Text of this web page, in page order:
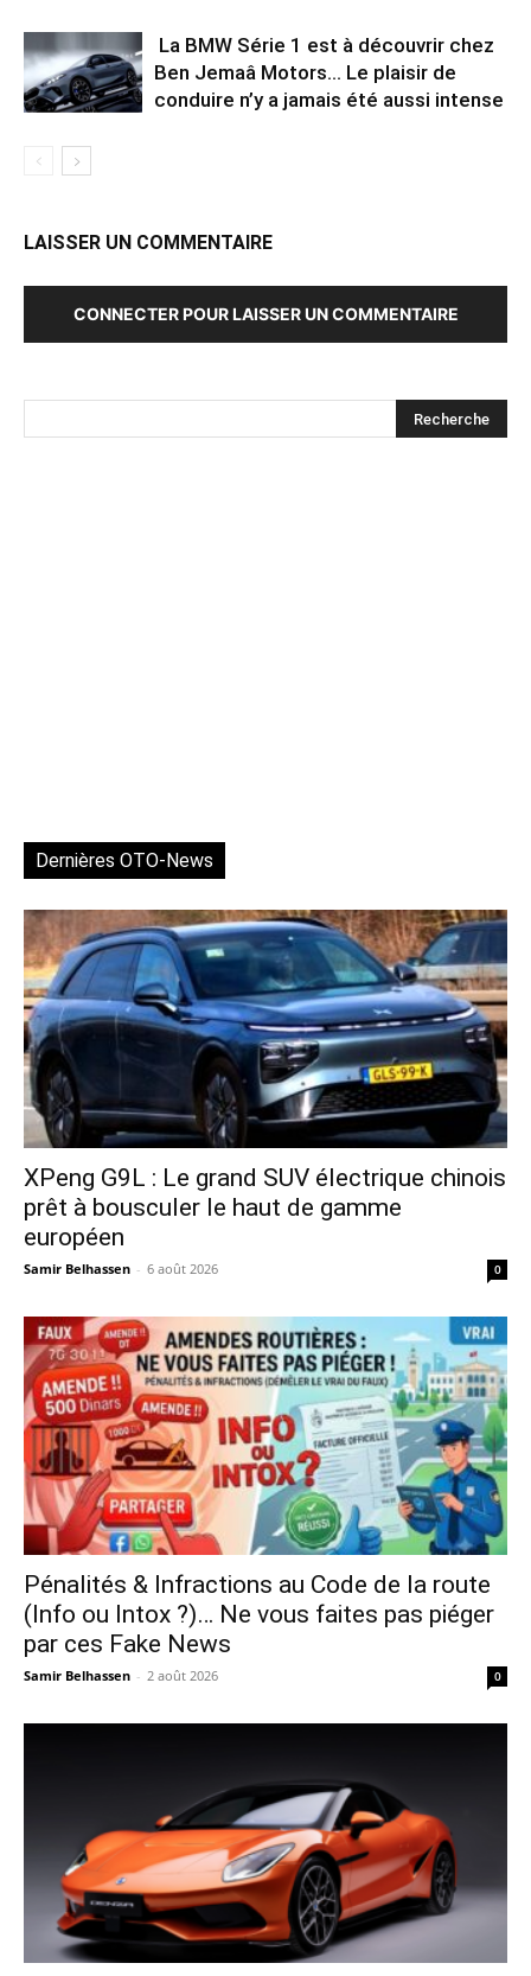
La BMW Série 1 est à découvrir chez
Ben Jemaâ Motors… Le plaisir de
conduire n’y a jamais été aussi intense
LAISSER UN COMMENTAIRE
CONNECTER POUR LAISSER UN COMMENTAIRE
Dernières OTO-News
XPeng G9L : Le grand SUV électrique chinois
prêt à bousculer le haut de gamme
européen
Samir Belhassen - 6 août 2026 0
Pénalités & Infractions au Code de la route
(Info ou Intox ?)… Ne vous faites pas piéger
par ces Fake News
Samir Belhassen - 2 août 2026 0